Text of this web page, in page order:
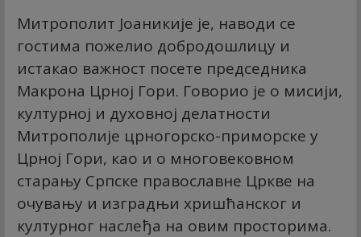
Митрополит Јоаникије је, наводи се
гостима пожелио добродошлицу и
истакао важност посете председника
Макрона Црној Гори. Говорио је о мисији,
културној и духовној делатности
Митрополије црногорско-приморске у
Црној Гори, као и о многовековном
старању Српске православне Цркве на
очувању и изградњи хришћанског и
културног наслеђа на овим просторима.